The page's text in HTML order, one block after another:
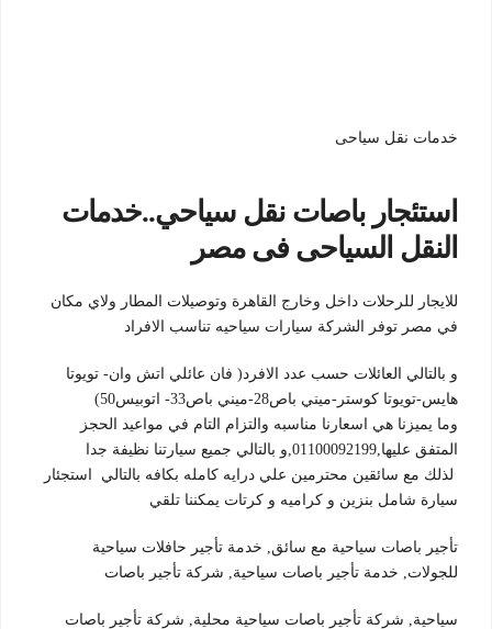
خدمات نقل سياحى
استئجار باصات نقل سياحي..خدمات
النقل السياحى فى مصر
للايجار للرحلات داخل وخارج القاهرة وتوصيلات المطار ولاي مكان
في مصر توفر الشركة سيارات سياحيه تناسب الافراد
و بالتالي العائلات حسب عدد الافرد( فان عائلي اتش وان- تويوتا
هايس-تويوتا كوستر-ميني باص28-ميني باص33- اتوبيس50)
وما يميزنا هي اسعارنا مناسبه والتزام التام في مواعيد الحجز
المتفق عليها,01100092199,و بالتالي جميع سيارتنا نظيفة جدا
لذلك مع سائقين محترمين علي درايه كامله بكافه بالتالي استجئار
سيارة شامل بنزين و كراميه و كرتات يمكننا تلقي
تأجير باصات سياحية مع سائق, خدمة تأجير حافلات سياحية
للجولات, خدمة تأجير باصات سياحية, شركة تأجير باصات
سياحية, شركة تأجير باصات سياحية محلية, شركة تأجير باصات